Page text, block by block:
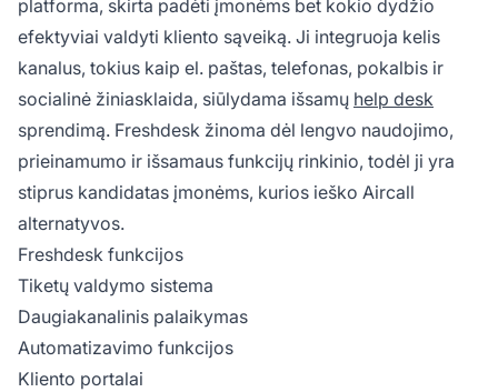
platforma, skirta padėti įmonėms bet kokio dydžio
efektyviai valdyti kliento sąveiką. Ji integruoja kelis
kanalus, tokius kaip el. paštas, telefonas, pokalbis ir
socialinė žiniasklaida, siūlydama išsamų help desk
sprendimą. Freshdesk žinoma dėl lengvo naudojimo,
prieinamumo ir išsamaus funkcijų rinkinio, todėl ji yra
stiprus kandidatas įmonėms, kurios ieško Aircall
alternatyvos.
Freshdesk funkcijos
Tiketų valdymo sistema
Daugiakanalinis palaikymas
Automatizavimo funkcijos
Kliento portalai